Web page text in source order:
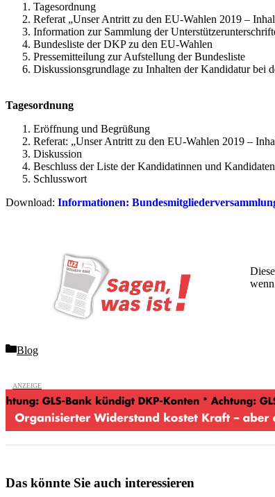
Tagesordnung
Referat „Unser Antritt zu den EU-Wahlen 2019 –
Information zur Sammlung der
Bundesliste der DKP zu den EU-Wahlen
Pressemitteilung zur Aufstellung der Bundesliste
Diskussionsgrundlage zu Inhalten der Kandidatur bei
Tagesordnung
Eröffnung und Begrüßung
Referat: „Unser Antritt zu den EU-Wahlen 2019 –
Diskussion
Beschluss der Liste der Kandidatinnen und
Schlusswort
Download: Informationen:
Categories
Blog
Das könnte Sie auch interessieren